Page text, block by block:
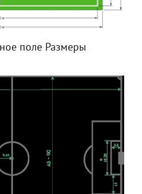
поле Размеры